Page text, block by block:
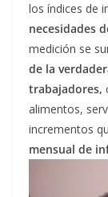
los índices de
necesidades
medición se
de la
trabajadores,
alimentos,
incrementos
mensual de